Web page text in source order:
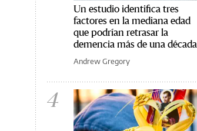
Un estudio identifica tres
factores en la mediana edad
que podrían retrasar la
demencia más de una década
Andrew Gregory
4